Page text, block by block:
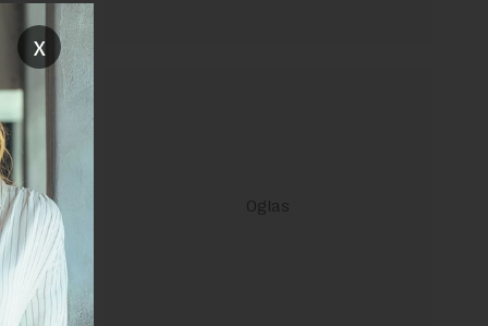
ove
delom
linka
x